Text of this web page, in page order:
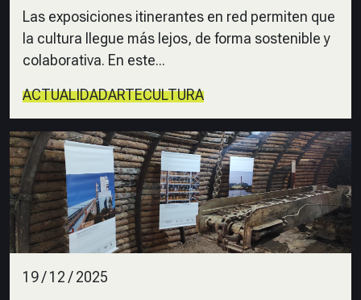
Las exposiciones itinerantes en red permiten que
la cultura llegue más lejos, de forma sostenible y
colaborativa. En este...
ACTUALIDADARTECULTURA
19 / 12 / 2025